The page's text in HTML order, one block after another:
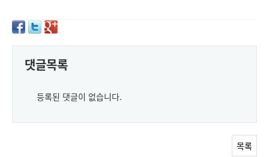
댓글목록
등록된 댓글이 없습니다.
목록